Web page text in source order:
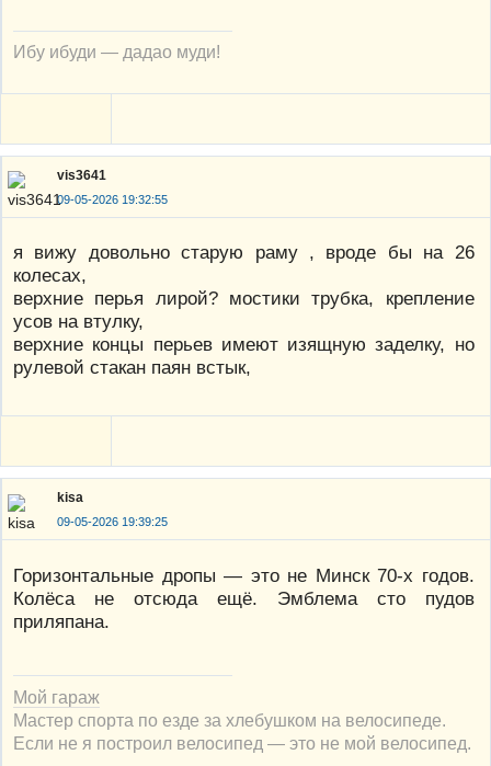
Ибу ибуди — дадао муди!
vis3641
09-05-2026 19:32:55
я вижу довольно старую раму , вроде бы на 26
колесах,
верхние перья лирой? мостики трубка, крепление
усов на втулку,
верхние концы перьев имеют изящную заделку, но
рулевой стакан паян встык,
kisa
09-05-2026 19:39:25
Горизонтальные дропы — это не Минск 70-х годов.
Колёса не отсюда ещё. Эмблема сто пудов
приляпана.
Мой гараж
Мастер спорта по езде за хлебушком на велосипеде.
Если не я построил велосипед — это не мой велосипед.